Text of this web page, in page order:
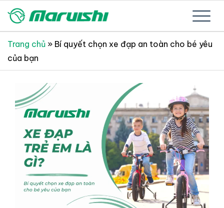
Skip
content
Xe đạp Nhật Bản Maruishi –
Since 1894
Xe đạp Nhật Bản nguyên thùng mới 100%
Trang chủ » Bí quyết chọn xe đạp an toàn cho bé yêu
của bạn